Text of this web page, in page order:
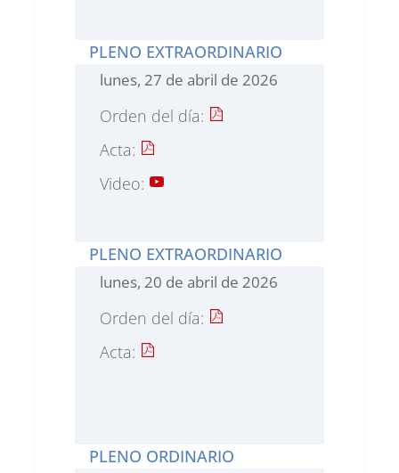
PLENO EXTRAORDINARIO
lunes, 27 de abril de 2026
Orden del día:
Acta:
Video:
PLENO EXTRAORDINARIO
lunes, 20 de abril de 2026
Orden del día:
Acta:
PLENO ORDINARIO